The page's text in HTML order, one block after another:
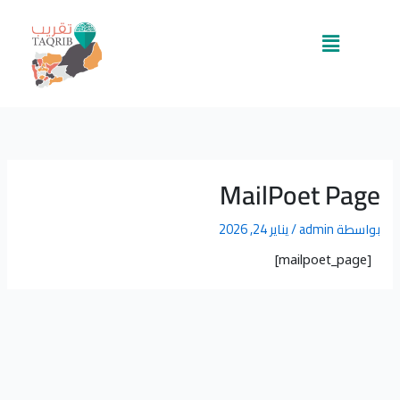
القائمة
MailPoet Page
بواسطةadmin
/يناير 24, 2026
[mailpoet_page]